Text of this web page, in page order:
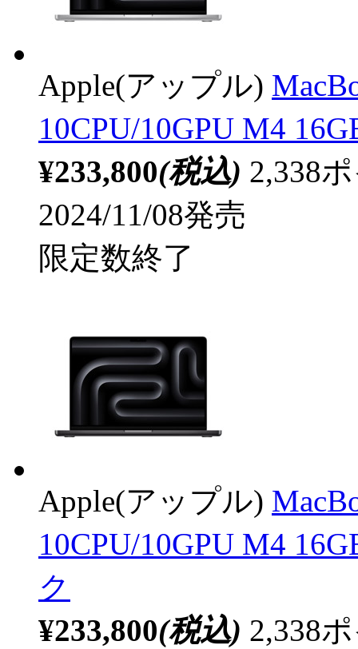
Apple(アップル)
10CPU/10GPU M4
¥233,800(税込) 2,338
2024/11/08発売
限定数終了
Apple(アップル)
10CPU/10GPU M4
ク
¥233,800(税込) 2,338